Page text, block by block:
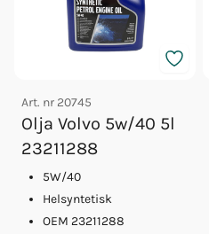
Art. nr 20745
Olja Volvo 5w/40 5l
23211288
5W/40
Helsyntetisk
OEM 23211288